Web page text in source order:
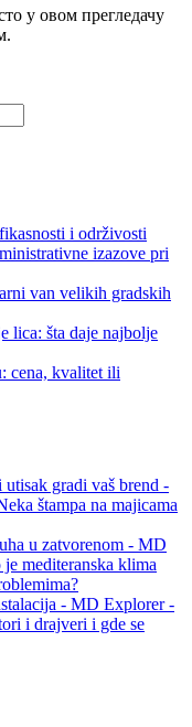
у овом прегледачу
i održivosti
izazove pri
van velikih gradskih
lica: šta daje najbolje
cena, kvalitet ili
gradi vaš brend -
štampa na majicama
u zatvorenom - MD
je mediteranska klima
- MD Explorer -
i drajveri i gde se